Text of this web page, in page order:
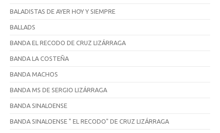
BALADISTAS DE AYER HOY Y SIEMPRE
BALLADS
BANDA EL RECODO DE CRUZ LIZÁRRAGA
BANDA LA COSTEÑA
BANDA MACHOS
BANDA MS DE SERGIO LIZÁRRAGA
BANDA SINALOENSE
BANDA SINALOENSE " EL RECODO" DE CRUZ LIZÁRRAGA